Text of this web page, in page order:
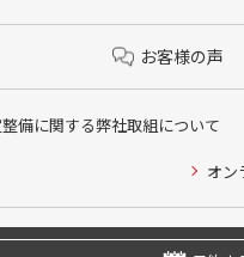
お客様の声
備に関する弊社取組について
オン